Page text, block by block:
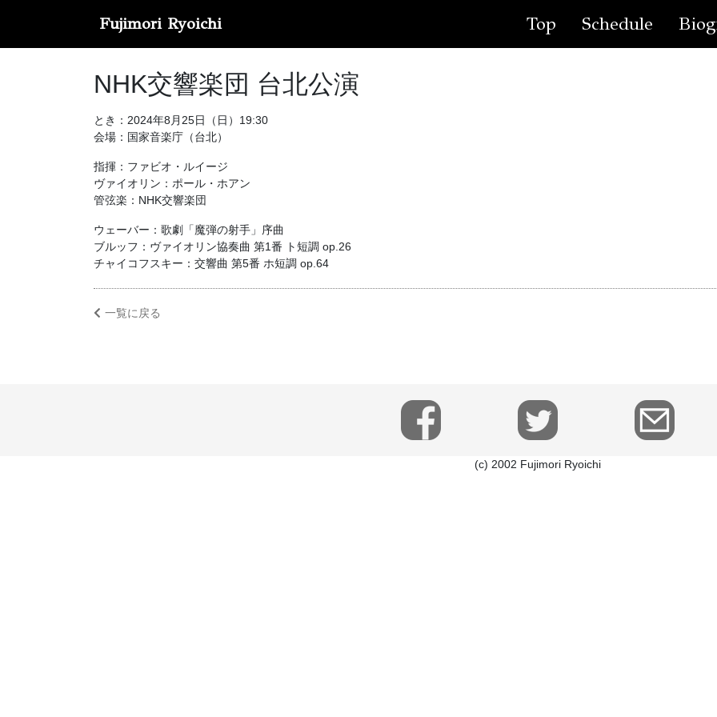
Fujimori Ryoichi Top Schedule
NHK交響楽団 台北公演
とき：2024年8月25日（日）19:30
会場：国家音楽庁（台北）
指揮：ファビオ・ルイージ
ヴァイオリン：ポール・ホアン
管弦楽：NHK交響楽団
ウェーバー：歌劇「魔弾の射手」序曲
ブルッフ：ヴァイオリン協奏曲 第1番 ト短調 op.26
チャイコフスキー：交響曲 第5番 ホ短調 op.64
一覧に戻る
(c) 2002 Fujimori Ryoichi